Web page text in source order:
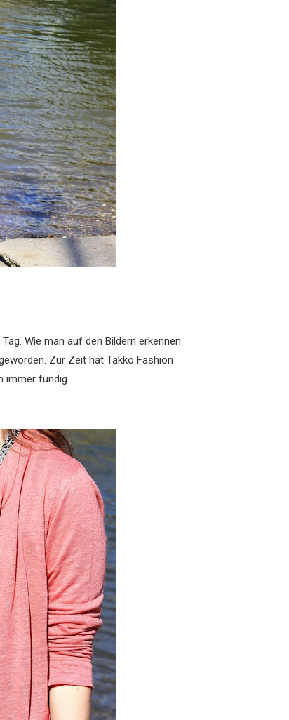
Wie man auf den Bildern erkennen
Zur Zeit hat Takko Fashion
immer fündig.